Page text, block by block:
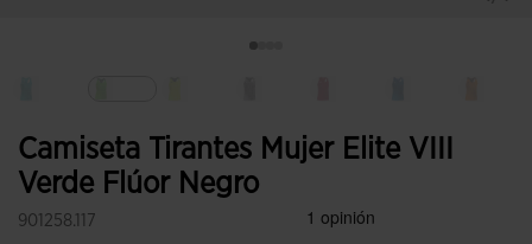
Camiseta Tirantes Mujer Elite VIII
Verde Flúor Negro
901258.117